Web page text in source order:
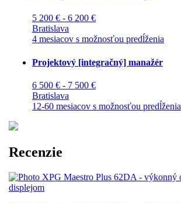
5 200 € - 6 200 €
Bratislava
4 mesiacov s možnosťou predĺženia
Projektový [integračný] manažér
6 500 € - 7 500 €
Bratislava
12-60 mesiacov s možnosťou predĺženia
Recenzie